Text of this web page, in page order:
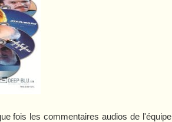
fois les commentaires audios de l'équipe